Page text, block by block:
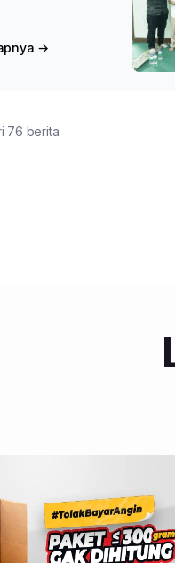
untuk
→
76 berita